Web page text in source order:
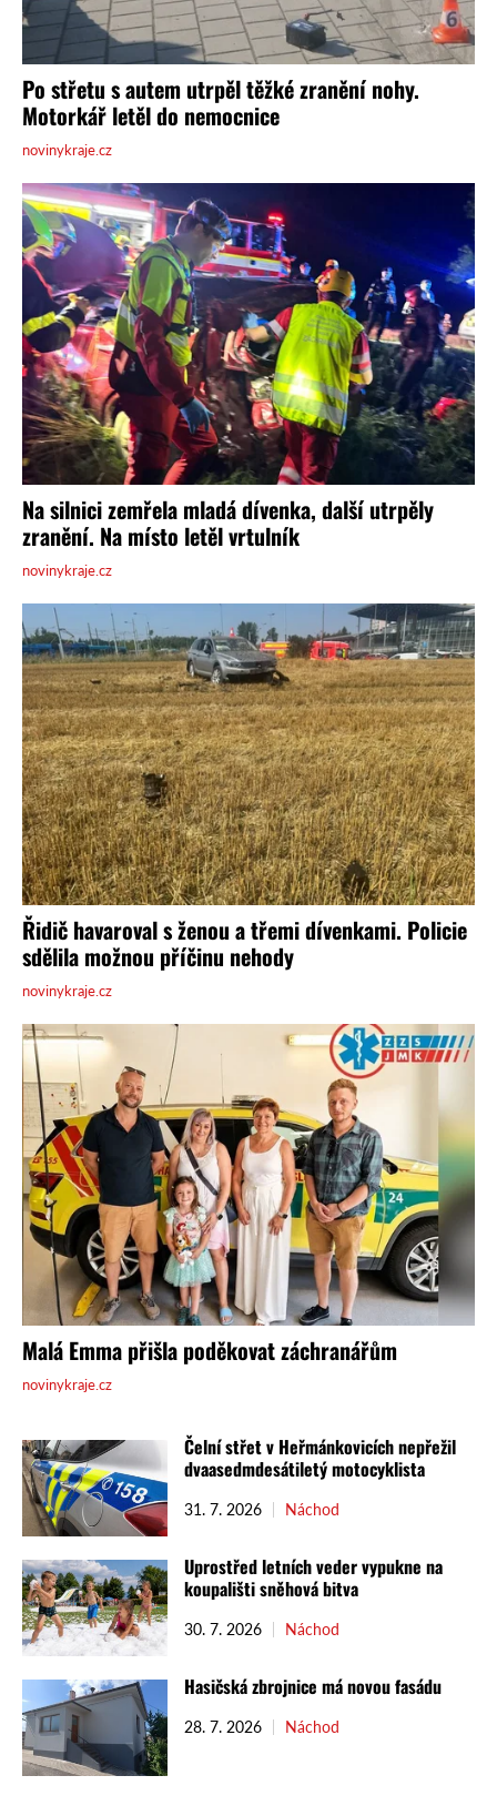
Čelní střet v Heřmánkovicích nepřežil
dvaasedmdesátiletý motocyklista
31. 7. 2026 Náchod
Uprostřed letních veder vypukne na
koupališti sněhová bitva
30. 7. 2026 Náchod
Hasičská zbrojnice má novou fasádu
28. 7. 2026 Náchod